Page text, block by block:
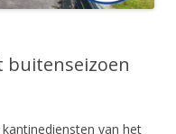
buitenseizoen
van het